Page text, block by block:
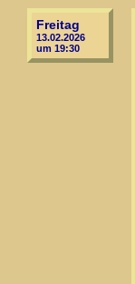
Freitag
13.02.2026
um 19:30